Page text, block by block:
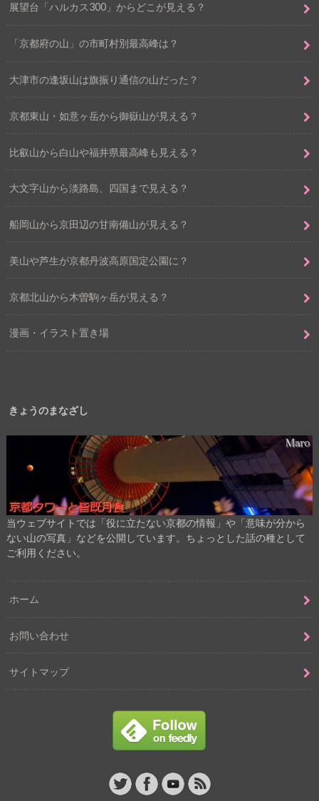
展望台「ハルカス300」からどこが見える？
「京都府の山」の市町村別最高峰は？
大津市の逢坂山は旗振り通信の山だった？
京都東山・如意ヶ岳から御嶽山が見える？
比叡山から白山や福井県最高峰も見える？
大文字山から淡路島、四国まで見える？
船岡山から京田辺の甘南備山が見える？
美山や芦生が京都丹波高原国定公園に？
京都北山から木曽駒ヶ岳が見える？
漫画・イラスト置き場
きょうのまなざし
当ウェブサイトでは「役に立たない京都の情報」や「意味が分から
ない山の写真」などを公開しています。ちょっとした話の種として
ご利用ください。
ホーム
お問い合わせ
サイトマップ